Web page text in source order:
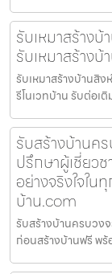
รับเหมาสร้าง
รับเหมาสร้างบ้
รับเหมาสร้างบ้านสิง
รีโนเวทบ้าน รับต่อเ
รับสร้างบ้านค
ปรึกษาผู้เชี่ยว
อย่างจริงใจใน
บ้าน.com
รับสร้างบ้านครบวง
ก่อนสร้างบ้านฟรี พร้